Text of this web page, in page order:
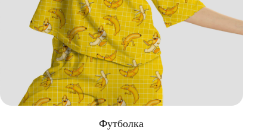
Футболка